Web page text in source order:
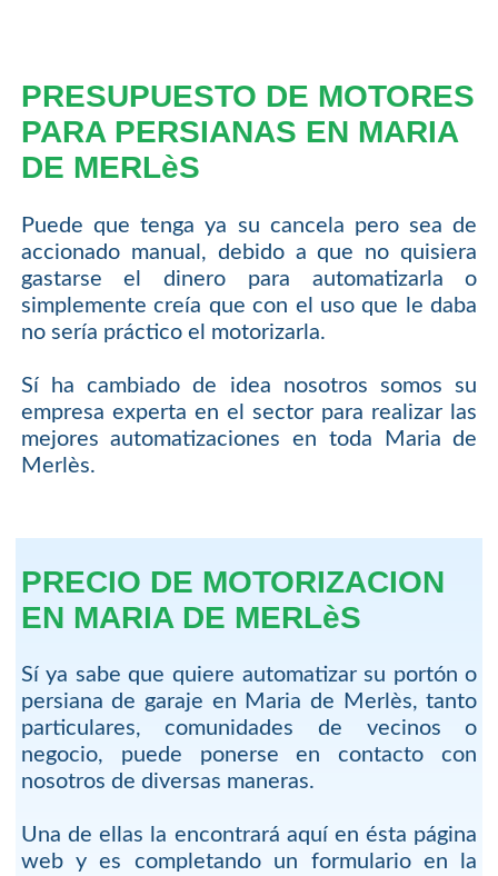
PRESUPUESTO DE MOTORES
PARA PERSIANAS EN MARIA
DE MERLèS
Puede que tenga ya su cancela pero sea de
accionado manual, debido a que no quisiera
gastarse el dinero para automatizarla o
simplemente creía que con el uso que le daba
no sería práctico el motorizarla.
Sí ha cambiado de idea nosotros somos su
empresa experta en el sector para realizar las
mejores automatizaciones en toda Maria de
Merlès.
PRECIO DE MOTORIZACION
EN MARIA DE MERLèS
Sí ya sabe que quiere automatizar su portón o
persiana de garaje en Maria de Merlès, tanto
particulares, comunidades de vecinos o
negocio, puede ponerse en contacto con
nosotros de diversas maneras.
Una de ellas la encontrará aquí en ésta página
web y es completando un formulario en la